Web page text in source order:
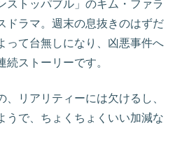
ストッパブル」のキム・ファラ
ドラマ。週末の息抜きのはずだ
って台無しになり、凶悪事件へ
続ストーリーです。
、リアリティーには欠けるし、
うで、ちょくちょくいい加減な